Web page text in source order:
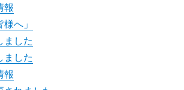
報
様へ」
ました
ました
報